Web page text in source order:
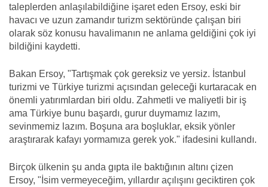
taleplerden anlaşılabildiğine işaret eden Ersoy, eski bir
havacı ve uzun zamandır turizm sektöründe çalışan biri
olarak söz konusu havalimanın ne anlama geldiğini çok iyi
bildiğini kaydetti.
Bakan Ersoy, "Tartışmak çok gereksiz ve yersiz. İstanbul
turizmi ve Türkiye turizmi açısından geleceği kurtaracak en
önemli yatırımlardan biri oldu. Zahmetli ve maliyetli bir iş
ama Türkiye bunu başardı, gurur duymamız lazım,
sevinmemiz lazım. Boşuna ara boşluklar, eksik yönler
araştırarak kafayı yormamıza gerek yok." ifadesini kullandı.
Birçok ülkenin şu anda gıpta ile baktığının altını çizen
Ersoy, "İsim vermeyeceğim, yıllardır açılışını geciktiren çok